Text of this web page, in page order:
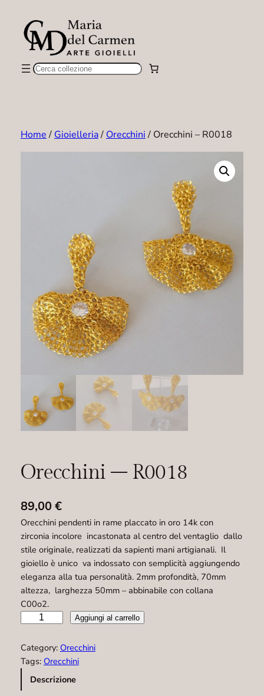
contenuto
Cerca
Home/ Gioielleria/ Orecchini/ Orecchini – R0018
Orecchini – R0018
89,00 €
Orecchini pendenti in rame placcato in oro 14k con
zirconia incolore incastonata al centro del ventaglio dallo
stile originale, realizzati da sapienti mani artigianali. Il
gioiello è unico va indossato con semplicità aggiungendo
eleganza alla tua personalità. 2mm profondità, 70mm
altezza, larghezza 50mm – abbinabile con collana
C00o2.
e
c
c
Aggiungi al carrello
Category: Orecchini
Tags: Orecchini
Descrizione